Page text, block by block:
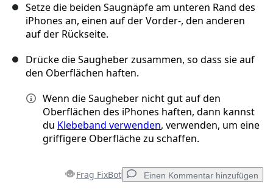
Setze die beiden Saugnäpfe am unteren Rand des
iPhones an, einen auf der Vorder-, den anderen
auf der Rückseite.
Drücke die Saugheber zusammen, so dass sie auf
den Oberflächen haften.
Wenn die Saugheber nicht gut auf den
Oberflächen des iPhones haften, dann kannst
du Klebeband verwenden, verwenden, um eine
griffigere Oberfläche zu schaffen.
Frag FixBot Einen Kommentar hinzufügen